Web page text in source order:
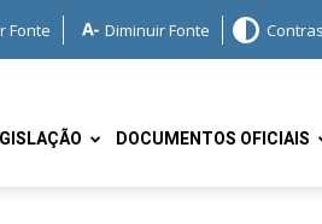
Fonte Diminuir Fonte
DOCUMENTOS OFICIAIS